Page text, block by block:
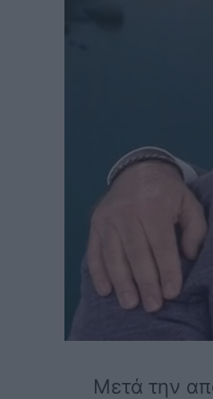
Μετά την